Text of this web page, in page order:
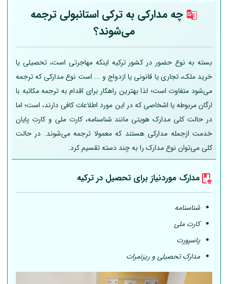
چه مدارکی به ترکی استانبولی ترجمه
می‌شوند؟
بسته به نوع حضور در کشور ترکیه اینکه مهاجرتی است، تحصیلی یا
خرید ملک، تجاری یا قانونی یا ازدواج و ... است نوع مدارکی که ترجمه
می‌شود متفاوت است؛ لذا بهترین راهکار برای اقدام به ترجمه مکاتبه با
ارگان مربوطه یا اشخاصی که در این مورد اطلاعات کافی دارند، است؛ اما
در حالت کلی مدارک هویتی مانند شناسنامه، کارت ملی و کارت پایان
خدمت ازجمله مدارکی هستند که معمولا ترجمه می‌شوند. در حالت
کلی می‌توان نوع مدارک را به چند دسته تقسیم کرد.
مدارک موردنیاز برای تحصیل در ترکیه
شناسنامه
کارت ملی
پاسپورت
مدارک تحصیلی و ریزنمرات